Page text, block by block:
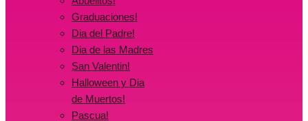
Graduaciones!
Dia del Padre!
Dia de las Madres
San Valentin!
Halloween y Dia
de Muertos!
Pascua!